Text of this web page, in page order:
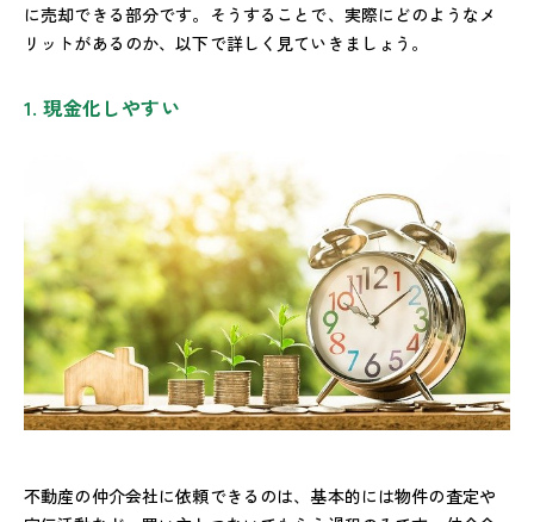
に売却できる部分です。そうすることで、実際にどのようなメ
リットがあるのか、以下で詳しく見ていきましょう。
1. 現金化しやすい
不動産の仲介会社に依頼できるのは、基本的には物件の査定や